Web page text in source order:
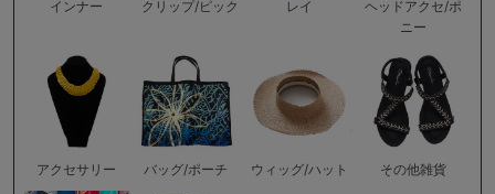
インナー クリップ/ピック レイ
ヘッドアクセ/ポ
ニー
アクセサリー バッグ/ポーチ ウィッグ/ハット その他雑貨